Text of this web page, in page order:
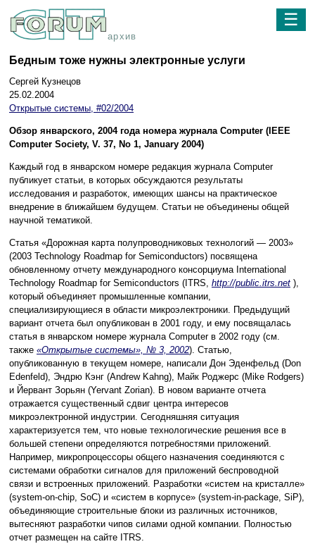
архив
☰
Бедным тоже нужны электронные услуги
Сергей Кузнецов
25.02.2004
Открытые системы, #02/2004
Обзор январского, 2004 года номера журнала Computer (IEEE
Computer Society, V. 37, No 1, January 2004)
Каждый год в январском номере редакция журнала Computer
публикует статьи, в которых обсуждаются результаты
исследования и разработок, имеющих шансы на практическое
внедрение в ближайшем будущем. Статьи не объединены общей
научной тематикой.
Статья «Дорожная карта полупроводниковых технологий — 2003»
(2003 Technology Roadmap for Semiconductors) посвящена
обновленному отчету международного консорциума International
Technology Roadmap for Semiconductors (ITRS, http://public.itrs.net ),
который объединяет промышленные компании,
специализирующиеся в области микроэлектроники. Предыдущий
вариант отчета был опубликован в 2001 году, и ему посвящалась
статья в январском номере журнала Computer в 2002 году (см.
также «Открытые системы», № 3, 2002). Статью,
опубликованную в текущем номере, написали Дон Эденфельд (Don
Edenfeld), Эндрю Кэнг (Andrew Kahng), Майк Роджерс (Mike Rodgers)
и Йервант Зорьян (Yervant Zorian). В новом варианте отчета
отражается существенный сдвиг центра интересов
микроэлектронной индустрии. Сегодняшняя ситуация
характеризуется тем, что новые технологические решения все в
большей степени определяются потребностями приложений.
Например, микропроцессоры общего назначения соединяются с
системами обработки сигналов для приложений беспроводной
связи и встроенных приложений. Разработки «систем на кристалле»
(system-on-chip, SoC) и «систем в корпусе» (system-in-package, SiP),
объединяющие строительные блоки из различных источников,
вытесняют разработки чипов силами одной компании. Полностью
отчет размещен на сайте ITRS.